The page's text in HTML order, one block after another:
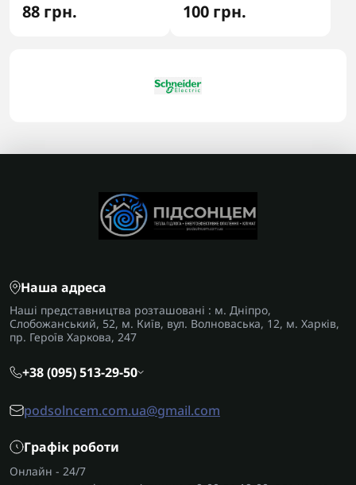
88 грн. 100 грн.
Наша адреса
Наші представництва розташовані : м. Дніпро,
Слобожанський, 52, м. Київ, вул. Волноваська, 12, м. Харків,
пр. Героїв Харкова, 247
+38 (095) 513-29-50
podsolncem.com.ua@gmail.com
Графік роботи
Онлайн - 24/7